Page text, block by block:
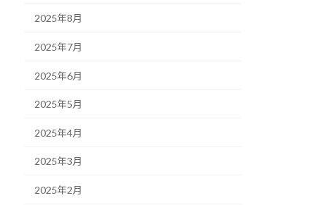
2025年8月
2025年7月
2025年6月
2025年5月
2025年4月
2025年3月
2025年2月